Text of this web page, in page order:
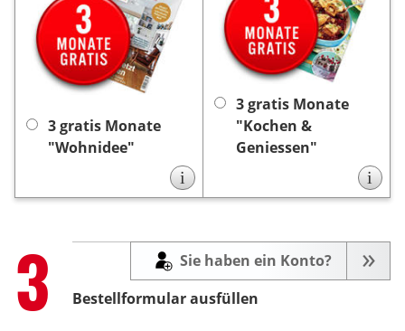
3 gratis Monate
"Wohnidee"
erhalten Sie von uns
3
Monate gratis die
Zeitschrift „Wohnidee”.
Die Lieferung endet nach
3 Monaten automatisch,
notwendig.
i
3 gratis Monate
"Kochen &
Geniessen"
erhalten Sie von uns
3
Monate gratis die
Zeitschrift „Kochen &
Geniessen”.
Die Lieferung
endet nach 3 Monaten
automatisch, es ist
keine
Kündigung notwendig.
i
Step
3 Bestellformular ausfüllen
Sie haben ein Konto?